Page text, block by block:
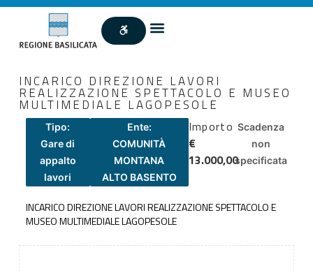
INCARICO DIREZIONE LAVORI
REALIZZAZIONE SPETTACOLO E MUSEO
MULTIMEDIALE LAGOPESOLE
Tipo:
Gare di
appalto
lavori
Ente:
COMUNITÀ
MONTANA
ALTO BASENTO
Importo
€
13.000,00
Scadenza
non
specificata
INCARICO DIREZIONE LAVORI REALIZZAZIONE SPETTACOLO E
MUSEO MULTIMEDIALE LAGOPESOLE